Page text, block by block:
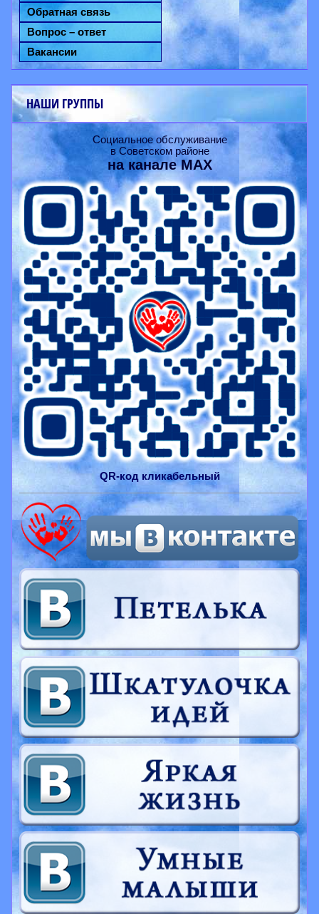
Обратная связь
Вопрос – ответ
Вакансии
НАШИ ГРУППЫ
Социальное обслуживание
в Советском районе
на каналеMAX
QR-код кликабельный